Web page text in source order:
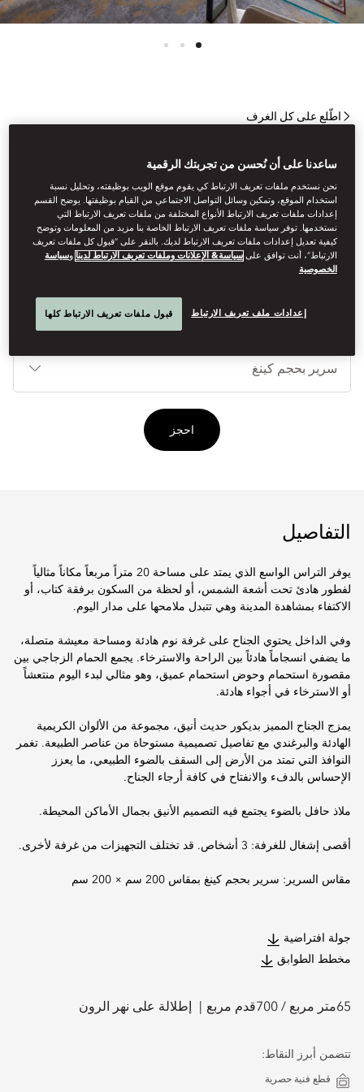
اطّلع على كل الغرف
جناح جونيور مع تراس
يدعوك جناح جونيور مع التراس لمشاهدة جنيف من منظور مختلف، حيث
يعلو المدينة لوجوده في أعلى طابق لدينا، مع إطلالات ممتدة على جبال
الألب، ونهر الرون، والمدينة القديمة التاريخية، وتراس خارجي كبير
للاستمتاع بالمشهد البانورامي الفريد.
احجز
التفاصيل
يوفر التراس الواسع الذي يمتد على مساحة 20 متراً مربعاً مكاناً مثالياً
لفطور هادئ تحت أشعة الشمس، أو لحظة من السكون برفقة كتاب، أو
الاكتفاء بمشاهدة المدينة وهي تتبدل ملامحها على مدار اليوم.
وفي الداخل يحتوي الجناح على غرفة نوم هادئة ومساحة معيشة متصلة،
ما يضفي انسجاماً هادئاً بين الراحة والاسترخاء. يجمع الحمام الزجاجي بين
مقصورة استحمام وحوض استحمام عميق، وهو مثالي لبدء اليوم منتعشاً
أو الاسترخاء في أجواء هادئة.
يمزج الجناح المميز بديكور حديث أنيق، مجموعة من الألوان الكريمية
الهادئة والبرغندي مع تفاصيل تصميمية مستوحاة من عناصر الطبيعة. تغمر
النوافذ التي تمتد من الأرض إلى السقف بالضوء الطبيعي، ما يعزز
الإحساس بالدفء والانفتاح في كافة أرجاء الجناح.
ملاذ حافل بالضوء يجتمع فيه التصميم الأنيق بجمال الأماكن المحيطة.
أقصى إشغال للغرفة: 3 أشخاص. قد تختلف التجهيزات من غرفة لأخرى.
مقاس السرير: سرير بحجم كينغ بمقاس 200 سم × 200 سم
جولة افتراضية
مخطط الطوابق
65متر مربع / 700قدم مربع إطلالة على نهر الرون
تتضمن أبرز النقاط:
قطع فنية حصرية
ساعدنا على أن نُحسن من تجربتك الرقمية
نحن نستخدم ملفات تعريف الارتباط كي يقوم موقع الويب بوظيفته، وتحليل نسبة
استخدام الموقع، وتمكين وسائل التواصل الاجتماعي من القيام بوظيفتها. يوضح القسم
إعدادات ملفات تعريف الارتباط الأنواع المختلفة من ملفات تعريف الارتباط التي
نستخدمها. توفر سياسة ملفات تعريف الارتباط الخاصة بنا مزيد من المعلومات وتوضح
كيفية تعديل إعدادات ملفات تعريف الارتباط لديك. بالنقر على “قبول كل ملفات تعريف
الارتباط”، أنت توافق علىسياسة& الإعلانات وملفات تعريف الارتباط لدينا وسياسة
الخصوصية
إعدادات ملف تعريف الارتباط قبول ملفات تعريف الارتباط كلها